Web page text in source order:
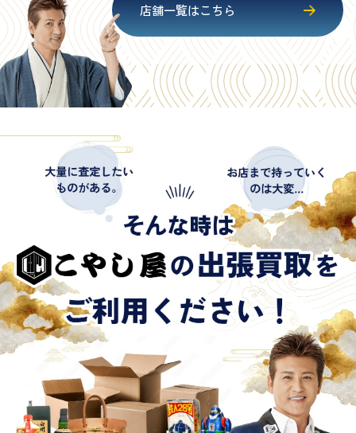
店舗一覧はこちら